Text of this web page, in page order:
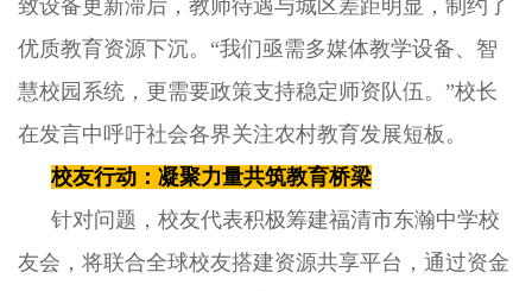
致设备更新滞后，教师待遇与城区差距明显，制约了
优质教育资源下沉。“我们亟需多媒体教学设备、智
慧校园系统，更需要政策支持稳定师资队伍。”校长
在发言中呼吁社会各界关注农村教育发展短板。
校友行动：凝聚力量共筑教育桥梁
针对问题，校友代表积极筹建福清市东瀚中学校
友会，将联合全球校友搭建资源共享平台，通过资金